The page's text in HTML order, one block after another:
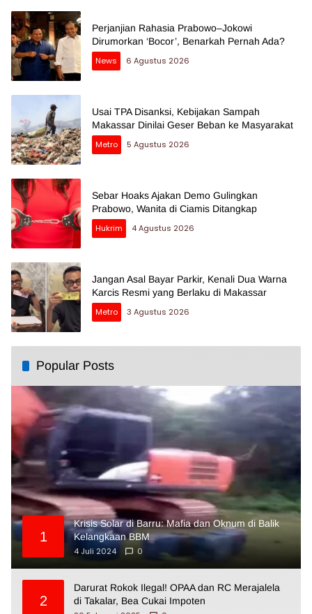
Perjanjian Rahasia Prabowo–Jokowi
Dirumorkan ‘Bocor’, Benarkah Pernah Ada?
News
6 Agustus 2026
Usai TPA Disanksi, Kebijakan Sampah
Makassar Dinilai Geser Beban ke Masyarakat
Metro
5 Agustus 2026
Sebar Hoaks Ajakan Demo Gulingkan
Prabowo, Wanita di Ciamis Ditangkap
Hukrim
4 Agustus 2026
Jangan Asal Bayar Parkir, Kenali Dua Warna
Karcis Resmi yang Berlaku di Makassar
Metro
3 Agustus 2026
Popular Posts
1
Krisis Solar di Barru: Mafia dan Oknum di Balik
Kelangkaan BBM
4 Juli 2024
0
2
Darurat Rokok Ilegal! OPAA dan RC Merajalela
di Takalar, Bea Cukai Impoten